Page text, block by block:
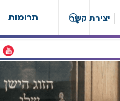
תרומות יצירת קשר